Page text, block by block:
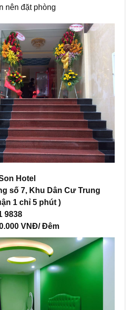
nên đặt phòng
Hotel
số 7, Khu Dân Cư Trung
1 chỉ 5 phút )
9838
VNĐ/ Đêm